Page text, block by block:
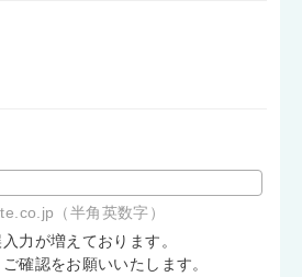
（半角英数字）
力が増えております。
確認をお願いいたします。